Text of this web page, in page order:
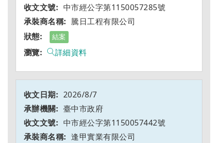
中市經公字第1150057285號
騰日工程有限公司
結案
詳細資料
2026/8/7
臺中市政府
中市經公字第1150057442號
逢甲實業有限公司